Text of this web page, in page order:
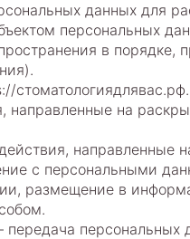
данных для
персональных
в
стоматологиядлявас.рф.
направленные на
направленные
с персональными
размещение в
персональных